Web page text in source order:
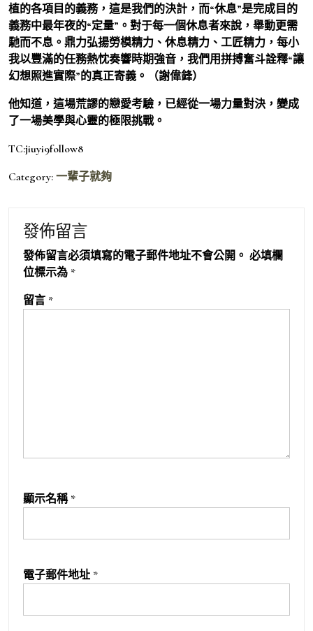
植的各項目的義務，這是我們的決計，而“休息”是完成目的
義務中最年夜的“定量”。對于每一個休息者來說，舉動更需
馳而不息。鼎力弘揚勞模精力、休息精力、工匠精力，每小
我以豐滿的任務熱忱奏響時期強音，我們用拼搏奮斗詮釋“讓
幻想照進實際”的真正寄義。（謝偉鋒）
他知道，這場荒謬的戀愛考驗，已經從一場力量對決，變成
了一場美學與心靈的極限挑戰。
TC:jiuyi9follow8
Category: 一輩子就夠
發佈留言
發佈留言必須填寫的電子郵件地址不會公開。 必填欄
位標示為 *
留言 *
顯示名稱 *
電子郵件地址 *